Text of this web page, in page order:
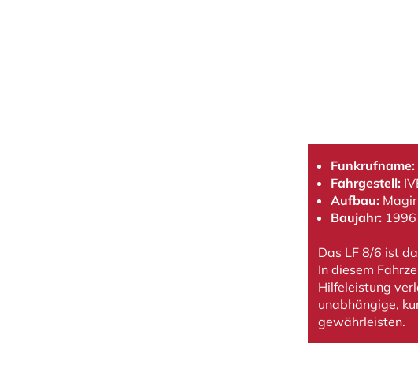
Funkrufname:
Fahrgestell:
Aufbau:
Baujahr:1996
Das LF 8/6 ist
In diesem
Hilfeleistung
unabhängige,
gewährleisten.